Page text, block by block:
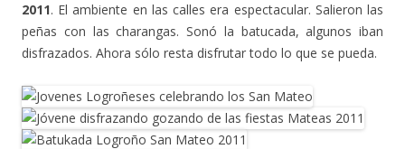
2011. El ambiente en las calles era espectacular. Salieron las
peñas con las charangas. Sonó la batucada, algunos iban
disfrazados. Ahora sólo resta disfrutar todo lo que se pueda.